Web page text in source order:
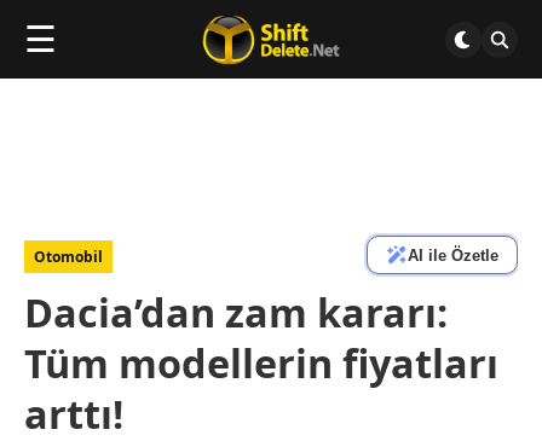
☰
Otomobil AI ile Özetle
Dacia’dan zam kararı:
Tüm modellerin fiyatları
arttı!